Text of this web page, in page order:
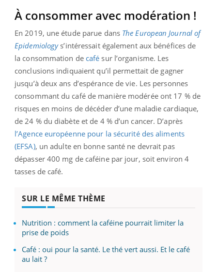
À consommer avec modération !
En 2019, une étude parue dans The European Journal of
Epidemiologys’intéressait également aux bénéfices de
la consommation de café sur l’organisme. Les
conclusions indiquaient qu’il permettait de gagner
jusqu’à deux ans d’espérance de vie. Les personnes
consommant du café de manière modérée ont 17 % de
risques en moins de décéder d’une maladie cardiaque,
de 24 % du diabète et de 4 % d’un cancer. D’après
l’Agence européenne pour la sécurité des aliments
(EFSA), un adulte en bonne santé ne devrait pas
dépasser 400 mg de caféine par jour, soit environ 4
tasses de café.
SUR LE MÊME THÈME
Nutrition : comment la caféine pourrait limiter la
prise de poids
Café : oui pour la santé. Le thé vert aussi. Et le café
au lait ?